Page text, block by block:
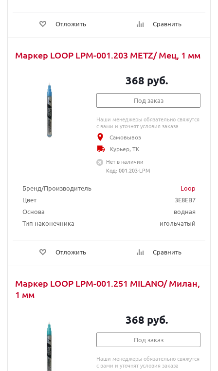
Отложить Сравнить
Маркер LOOP LPM-001.203 METZ/ Мец, 1 мм
Бренд/Производитель
Loop
Цвет
3E8EB7
Основа
водная
Тип наконечника
игольчатый
Отложить Сравнить
368 руб.
Под заказ
Наши менеджеры обязательно свяжутся
с вами и уточнят условия заказа
Самовывоз
Курьер, ТК
Нет в наличии
Код: 001.203-LPM
Маркер LOOP LPM-001.251 MILANO/ Милан,
1 мм
368 руб.
Под заказ
Наши менеджеры обязательно свяжутся
с вами и уточнят условия заказа